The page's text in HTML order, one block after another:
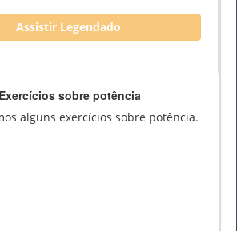
Assistir Legendado
Exercícios sobre potência
alguns exercícios sobre potência.